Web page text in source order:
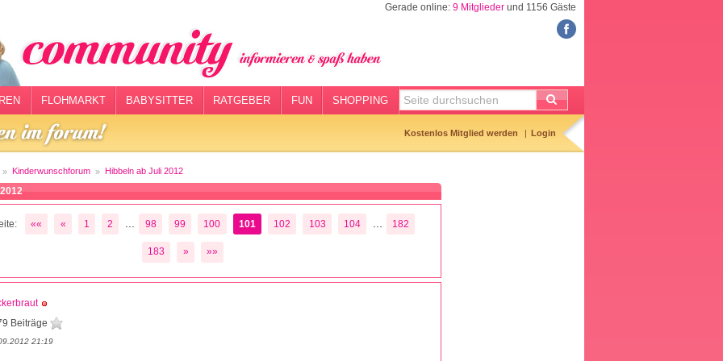
Gerade online: 9 Mitglieder und 1156 Gäste
FLOHMARKT BABYSITTER RATGEBER FUN SHOPPING
Kostenlos Mitglied werden Login
Kinderwunschforum Hibbeln ab Juli 2012
«« « 1 2 98 99 100 101 102 103 104 182
183 » »»
Beiträge
21:19